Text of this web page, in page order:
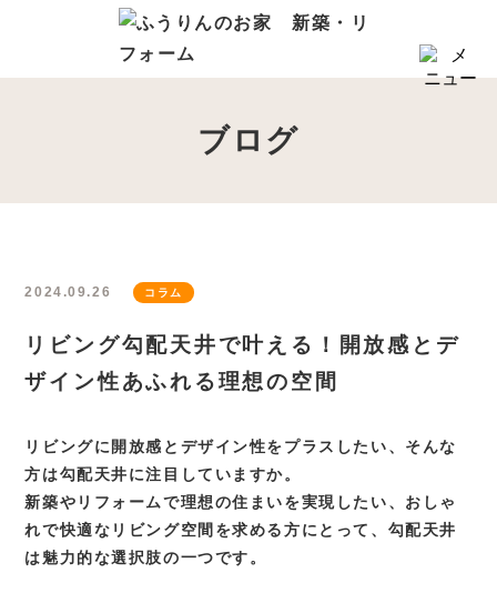
はじめての家づくり
保証・アフターサポート
新築・注文住宅の施工事例
リフォームの施工事例
お客様の声
ブログ
2024.09.26 コラム
リビング勾配天井で叶える！開放感とデ
ザイン性あふれる理想の空間
リビングに開放感とデザイン性をプラスしたい、そんな
方は勾配天井に注目していますか。
新築やリフォームで理想の住まいを実現したい、おしゃ
れで快適なリビング空間を求める方にとって、勾配天井
は魅力的な選択肢の一つです。